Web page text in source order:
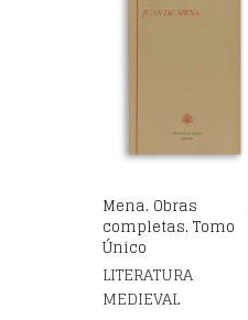
Mena. Obras
completas. Tomo
Único
LITERATURA
MEDIEVAL